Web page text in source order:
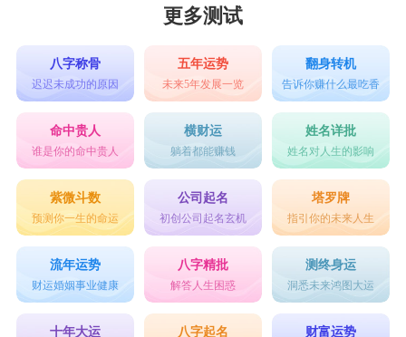
更多测试
八字称骨
迟迟未成功的原因
五年运势
未来5年发展一览
翻身转机
告诉你赚什么最吃香
命中贵人
谁是你的命中贵人
横财运
躺着都能赚钱
姓名详批
姓名对人生的影响
紫微斗数
预测你一生的命运
公司起名
初创公司起名玄机
塔罗牌
指引你的未来人生
流年运势
财运婚姻事业健康
八字精批
解答人生困惑
测终身运
洞悉未来鸿图大运
十年大运 八字起名 财富运势